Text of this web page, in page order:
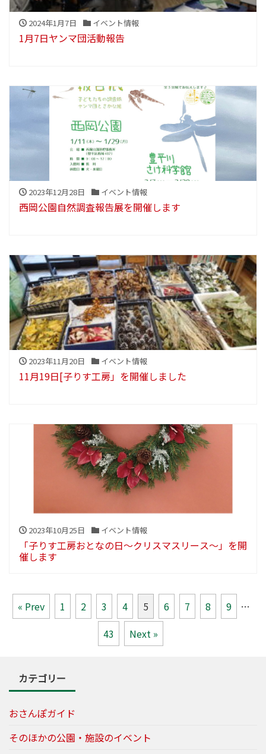
2024年1月7日 イベント情報
1月7日ヤンマ団活動報告
2023年12月28日 イベント情報
西岡公園自然調査報告展を開催します
2023年11月20日 イベント情報
11月19日[子りす工房」を開催しました
2023年10月25日 イベント情報
「子りす工房おとなの日～クリスマスリース～」を開
催します
« Prev 1 2 3 4 5 6 7 8 9
…
43
Next »
カテゴリー
おさんぽガイド
そのほかの公園・施設のイベント